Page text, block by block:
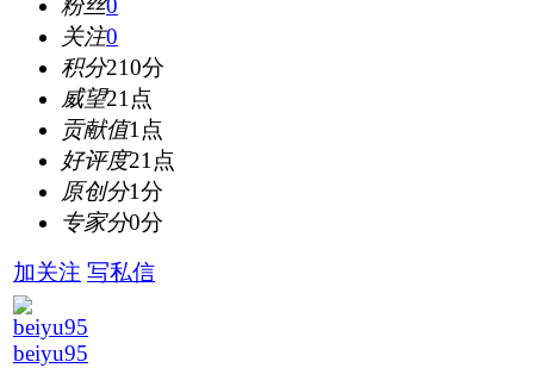
粉丝0
关注0
积分210分
威望21点
贡献值1点
好评度21点
原创分1分
专家分0分
加关注 写私信
beiyu95